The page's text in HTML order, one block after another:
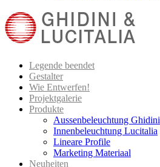
Legende beendet
Gestalter
Wie Entwerfen!
Projektgalerie
Produkte
Aussenbeleuchtung Ghidini
Innenbeleuchtung Lucitalia
Lineare Profile
Marketing Materiaal
Neuheiten